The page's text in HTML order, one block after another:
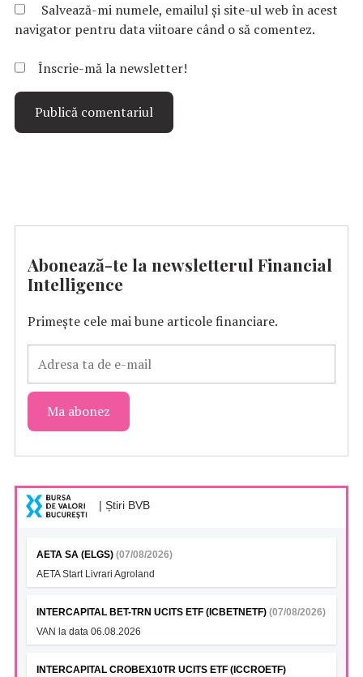
Salvează-mi numele, emailul și site-ul web în acest
navigator pentru data viitoare când o să comentez.
Înscrie-mă la newsletter!
Abonează-te la newsletterul Financial
Intelligence
Primește cele mai bune articole financiare.
| Știri BVB
AETA SA (ELGS) (07/08/2026)
AETA Start Livrari Agroland
INTERCAPITAL BET-TRN UCITS ETF (ICBETNETF) (07/08/2026)
VAN la data 06.08.2026
INTERCAPITAL CROBEX10TR UCITS ETF (ICCROETF)